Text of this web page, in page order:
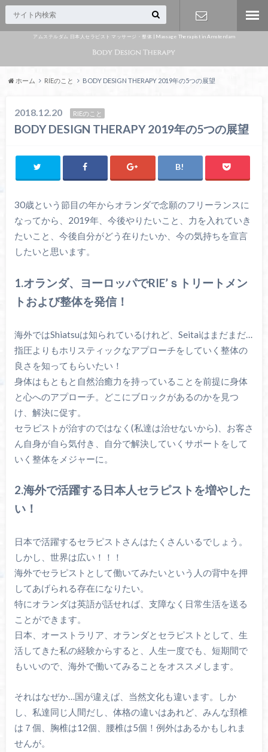
アムステルダム 日本人セラピスト マッサージ・整体 | Massage Therapist in Amsterdam
ホーム RIEのこと BODY DESIGN THERAPY 2019年の5つの展望
2018.12.20 RIEのこと
BODY DESIGN THERAPY 2019年の5つの展望
30歳という節目の年からオランダで念願のフリーランスに
なってから、2019年、今後やりたいこと、力を入れていき
たいこと、今後自分がどう在りたいか、今の気持ちを宣言
したいと思います。
1.オランダ、ヨーロッパでRIE’ｓトリートメン
トおよび整体を発信！
海外ではShiatsuは知られているけれど、Seitaiはまだまだ…
指圧よりもホリスティックなアプローチをしていく整体の
良さを知ってもらいたい！
身体はもともと自然治癒力を持っていることを前提に身体
と心へのアプローチ。どこにブロックがあるのかを見つ
け、解決に促す。
セラピストが治すのではなく(私達は治せないから)、お客さ
ん自身が自ら気付き、自分で解決していくサポートをして
いく整体をメジャーに。
2.海外で活躍する日本人セラピストを増やした
い！
日本で活躍するセラピストさんはたくさんいるでしょう。
しかし、世界は広い！！！
海外でセラピストとして働いてみたいという人の背中を押
してあげられる存在になりたい。
特にオランダは英語が話せれば、支障なく日常生活を送る
ことができます。
日本、オーストラリア、オランダとセラピストとして、生
活してきた私の経験からすると、人生一度でも、短期間で
もいいので、海外で働いてみることをオススメします。
それはなぜか…国が違えば、当然文化も違います。しか
し、私達同じ人間だし、体格の違いはあれど、みんな頚椎
は７個、胸椎は12個、腰椎は5個！例外はあるかもしれま
せんが。